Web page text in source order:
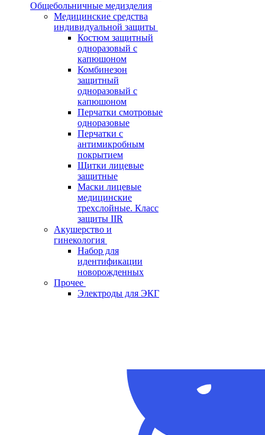
Общебольничные медизделия
Медицинские средства
индивидуальной защиты
Костюм защитный
одноразовый с
капюшоном
Комбинезон
защитный
одноразовый с
капюшоном
Перчатки смотровые
одноразовые
Перчатки с
антимикробным
покрытием
Щитки лицевые
защитные
Маски лицевые
медицинские
трехслойные. Класс
защиты IIR
Акушерство и
гинекология
Набор для
идентификации
новорожденных
Прочее
Электроды для ЭКГ